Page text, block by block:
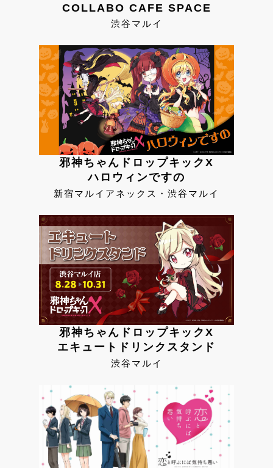
COLLABO CAFE SPACE
渋谷マルイ
邪神ちゃんドロップキックX
ハロウィンですの
新宿マルイアネックス・渋谷マルイ
邪神ちゃんドロップキックX
エキュートドリンクスタンド
渋谷マルイ